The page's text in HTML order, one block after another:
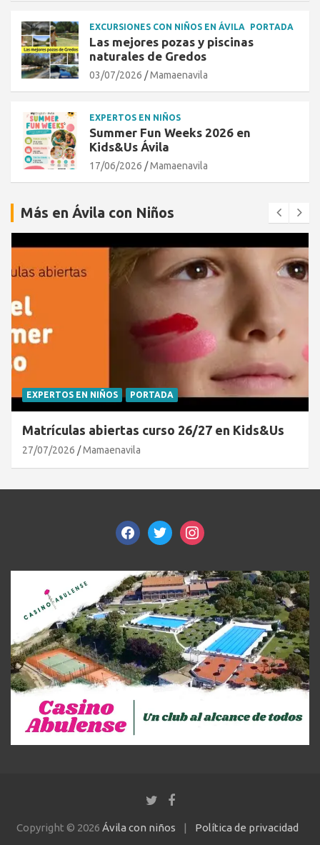
EXCURSIONES CON NIÑOS EN ÁVILA PORTADA
Las mejores pozas y piscinas
naturales de Gredos
03/07/2026 Mamaenavila
EXPERTOS EN NIÑOS
Summer Fun Weeks 2026 en
Kids&Us Ávila
17/06/2026 Mamaenavila
Más en Ávila con Niños
EXPERTOS EN NIÑOS PORTADA
Matrículas abiertas curso 26/27 en Kids&Us
27/07/2026 Mamaenavila
facebooktwitterinstagram
Copyright © 2026 Ávila con niños Política de privacidad